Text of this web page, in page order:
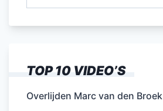
TOP 10 VIDEO’S
Overlijden Marc van den Broek